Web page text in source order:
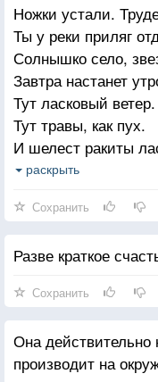
Ножки устали.
Ты у реки приляг
Солнышко село,
Завтра настанет
Тут ласковый ветер.
Тут травы, как пух.
И шелест ракиты
Пусть снятся тебе
Глазки устали. Ты их
Буду хранить я
Все беды и боли
Тут ласковый
И шелест ракиты
Пусть снятся тебе
Пусть вестником
раскрыть
Сохранить
Разве краткое
Сохранить
Она действительно
производит на